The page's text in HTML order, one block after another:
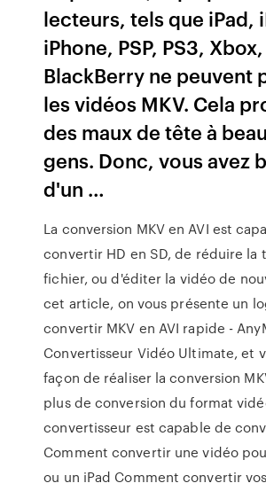
lecteurs, tels que iPad,
iPhone, PSP, PS3, Xbox,
BlackBerry ne peuvent
les vidéos MKV. Cela
des maux de tête à
gens. Donc, vous avez
d'un …
La conversion MKV en AVI est
convertir HD en SD, de réduire la
fichier, ou d'éditer la vidéo de
cet article, on vous présente un
convertir MKV en AVI rapide -
Convertisseur Vidéo Ultimate, et
façon de réaliser la conversion
plus de conversion du format
convertisseur est capable de
Comment convertir une vidéo
ou un iPad Comment convertir